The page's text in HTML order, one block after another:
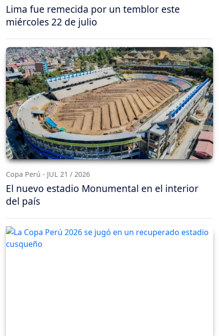
Lima fue remecida por un temblor este
miércoles 22 de julio
Copa Perú - JUL 21 / 2026
El nuevo estadio Monumental en el interior
del país